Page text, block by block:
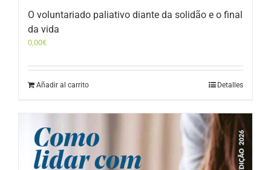
O voluntariado paliativo diante da solidão e o final
da vida
0,00€
Añadir al carrito Detalles